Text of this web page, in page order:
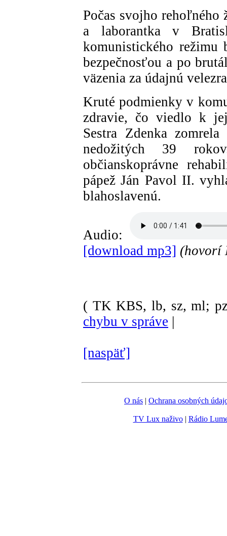
Počas svojho rehoľného
a laborantka v
komunistického režimu
bezpečnosťou a po
väzenia za údajnú
Kruté podmienky v
zdravie, čo viedlo k
Sestra Zdenka
nedožitých 39
občianskoprávne
pápež Ján Pavol II.
blahoslavenú.
Audio:
[download mp3] (hovorí
( TK KBS, lb, sz, ml;
chybu v správe |
[naspäť]
O nás | Ochrana osobných
TV Lux naživo| Rádio